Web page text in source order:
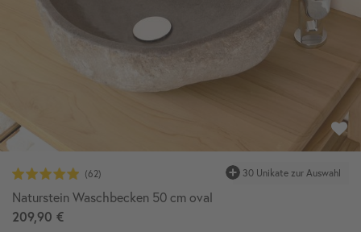
30 Unikate zur Auswahl
Naturstein Waschbecken 50 cm oval
209,90 €